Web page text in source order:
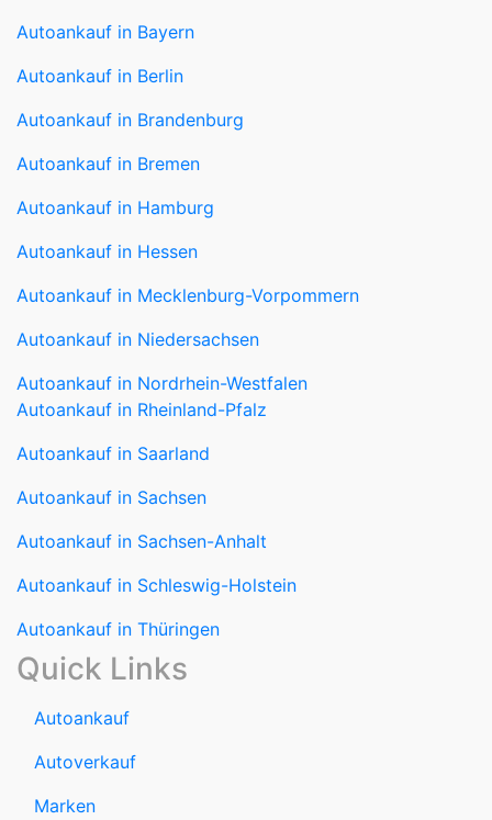
Autoankauf in Bayern
Autoankauf in Berlin
Autoankauf in Brandenburg
Autoankauf in Bremen
Autoankauf in Hamburg
Autoankauf in Hessen
Autoankauf in Mecklenburg-Vorpommern
Autoankauf in Niedersachsen
Autoankauf in Nordrhein-Westfalen
Autoankauf in Rheinland-Pfalz
Autoankauf in Saarland
Autoankauf in Sachsen
Autoankauf in Sachsen-Anhalt
Autoankauf in Schleswig-Holstein
Autoankauf in Thüringen
Quick Links
Autoankauf
Autoverkauf
Marken